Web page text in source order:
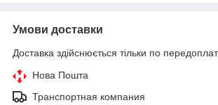
Умови доставки
Доставка здійснюється тільки по
Нова Пошта
Транспортная компания